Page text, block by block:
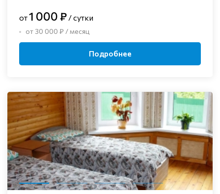
от1 000 ₽ / сутки
от 30 000 ₽ / месяц
Подробнее